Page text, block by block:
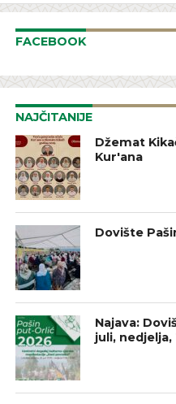
FACEBOOK
NAJČITANIJE
Džemat
Kur'ana
Dovište
Najava:
juli, nedjelja,